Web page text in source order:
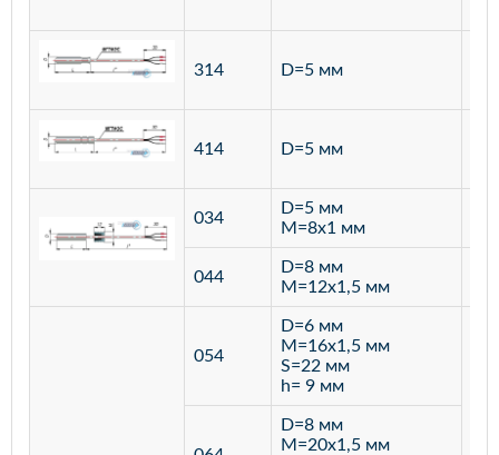
314 D=5 мм
414 D=5 мм
034
D=5 мм
M=8х1 мм
044
D=8 мм
M=12х1,5 мм
054
D=6 мм
M=16х1,5 мм
S=22 мм
h= 9 мм
D=8 мм
M=20х1,5 мм